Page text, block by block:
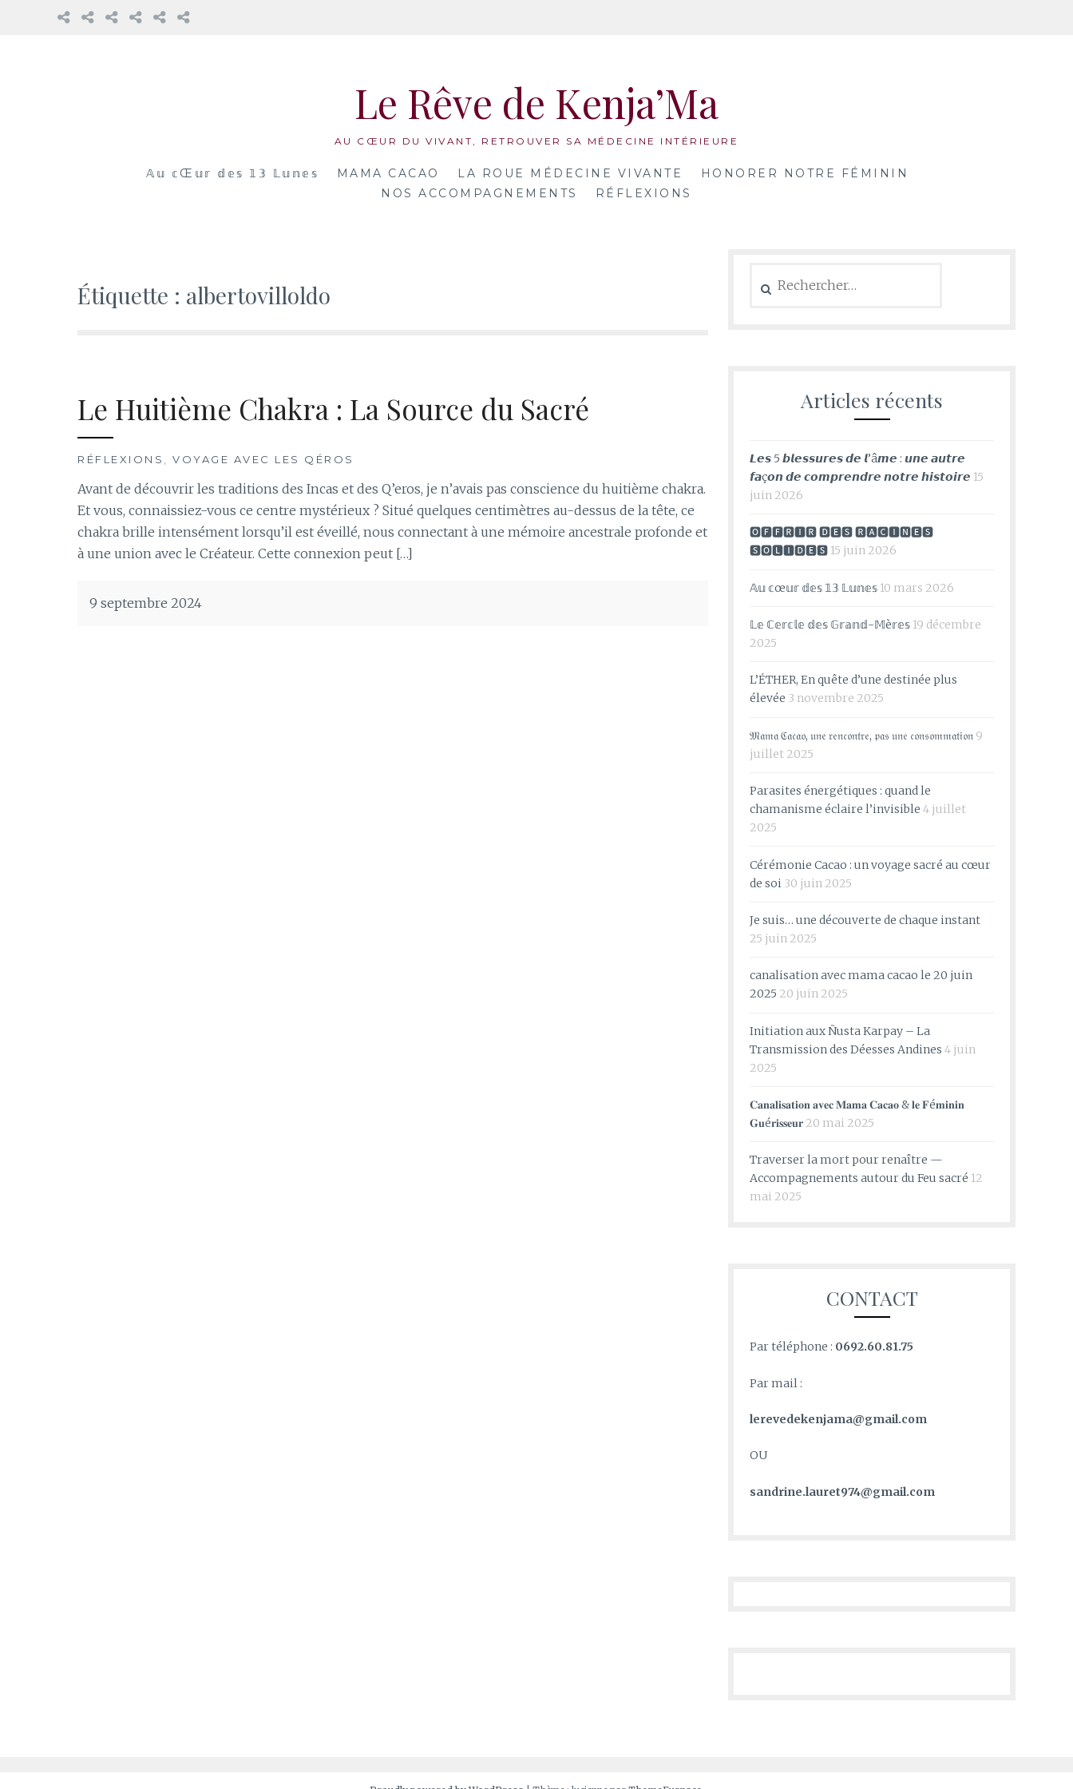
𝔸𝕦Mama
La Honorer
NosRéflexions
Le Rêve de Kenja’Ma
AU CŒUR DU VIVANT, RETROUVER SA MÉDECINE INTÉRIEURE
𝔸𝕦 𝕔Œ𝕦𝕣 𝕕𝕖𝕤 𝟙𝟛 𝕃𝕦𝕟𝕖𝕤 MAMA CACAO LA ROUE MÉDECINE VIVANTE
HONORER NOTRE FÉMININ
NOS ACCOMPAGNEMENTS
RÉFLEXIONS
Étiquette : albertovilloldo
Le Huitième Chakra : La Source du Sacré
RÉFLEXIONS , VOYAGE AVEC LES QÉROS
Avant de découvrir les traditions des Incas et des Q’eros, je n’avais pas conscience du huitième chakra.
Et vous, connaissiez-vous ce centre mystérieux ? Situé quelques centimètres au-dessus de la tête, ce
chakra brille intensément lorsqu’il est éveillé, nous connectant à une mémoire ancestrale profonde et
à une union avec le Créateur. Cette connexion peut […]
9 septembre 2024
Articles récents
𝙇𝙚𝙨 5 𝙗𝙡𝙚𝙨𝙨𝙪𝙧𝙚𝙨 𝙙𝙚 𝙡’â𝙢𝙚 : 𝙪𝙣𝙚 𝙖𝙪𝙩𝙧𝙚
𝙛𝙖ç𝙤𝙣 𝙙𝙚 𝙘𝙤𝙢𝙥𝙧𝙚𝙣𝙙𝙧𝙚 𝙣𝙤𝙩𝙧𝙚 𝙝𝙞𝙨𝙩𝙤𝙞𝙧𝙚 15
juin 2026
🅾🅵🅵🆁🅸🆁 🅳🅴🆂 🆁🅰🅲🅸🅽🅴🆂
🆂🅾🅻🅸🅳🅴🆂 15 juin 2026
𝔸𝕦 𝕔œ𝕦𝕣 𝕕𝕖𝕤 𝟙𝟛 𝕃𝕦𝕟𝕖𝕤 10 mars 2026
𝕃𝕖 ℂ𝕖𝕣𝕔𝕝𝕖 𝕕𝕖𝕤 𝔾𝕣𝕒𝕟𝕕-𝕄è𝕣𝕖𝕤 19 décembre
2025
L’ÉTHER, En quête d’une destinée plus
élevée 3 novembre 2025
𝔐𝔞𝔪𝔞 ℭ𝔞𝔠𝔞𝔬, 𝔲𝔫𝔢 𝔯𝔢𝔫𝔠𝔬𝔫𝔱𝔯𝔢, 𝔭𝔞𝔰 𝔲𝔫𝔢 𝔠𝔬𝔫𝔰𝔬𝔪𝔪𝔞𝔱𝔦𝔬𝔫 9
juillet 2025
Parasites énergétiques : quand le
chamanisme éclaire l’invisible 4 juillet
2025
Cérémonie Cacao : un voyage sacré au cœur
de soi 30 juin 2025
Je suis… une découverte de chaque instant
25 juin 2025
canalisation avec mama cacao le 20 juin
2025 20 juin 2025
Initiation aux Ñusta Karpay – La
Transmission des Déesses Andines 4 juin
2025
𝐂𝐚𝐧𝐚𝐥𝐢𝐬𝐚𝐭𝐢𝐨𝐧 𝐚𝐯𝐞𝐜 𝐌𝐚𝐦𝐚 𝐂𝐚𝐜𝐚𝐨 & 𝐥𝐞 𝐅é𝐦𝐢𝐧𝐢𝐧
𝐆𝐮é𝐫𝐢𝐬𝐬𝐞𝐮𝐫 20 mai 2025
Traverser la mort pour renaître —
Accompagnements autour du Feu sacré 12
mai 2025
CONTACT
Par téléphone : 0692.60.81.75
Par mail :
lerevedekenjama@gmail.com
OU
sandrine.lauret974@gmail.com